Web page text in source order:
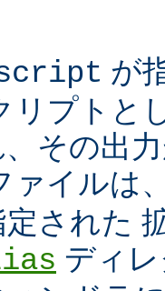
が
リプトと
その出
ァイルは
された
ディ